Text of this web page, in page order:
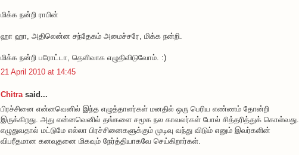
மிக்க நன்றி ராபின்
ஹா ஹா, அதிலென்ன சந்தேகம் அமைச்சரே, மிக்க நன்றி.
மிக்க நன்றி பரோட்டா, தெளிவாக எழுதிவிடுவோம். :)
21 April 2010 at 14:45
Chitra said...
பிரச்சினை என்னவெனில் இந்த எழுத்தாளர்கள் மனதில் ஒரு பெரிய எண்ணம் தோன்றி
இருக்கிறது. அது என்னவெனில் தங்களை சமூக நல காவலர்கள் போல் சித்தரித்துக் கொள்வது.
எழுதுவதால் மட்டுமே எல்லா பிரச்சினைகளுக்கும் முடிவு வந்து விடும் எனும் இவர்களின்
விபரீதமான கனவுதனை மிகவும் நேர்த்தியாகவே செய்கிறார்கள்.